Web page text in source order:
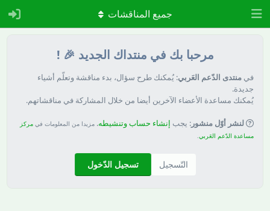
مرحبا بك في منتداك الجديد 🎉 !
في منتدى الدّعم العَربي: يُمكنك طرح سؤال، بدء مناقشة وتعلّم أشياء
جديدة.
يُمكنك مساعدة الأعضاء الآخرين أيضا من خلال المشاركة في مناقشاتهم.
لنشر أوّل منشور : يجب إنشاء حساب وتنشيطه. مزيدا من المعلومات في مركز
مساعدة الدّعم العَربي.
التّسجيل تسجيل الدّخول
جميع المناقشات